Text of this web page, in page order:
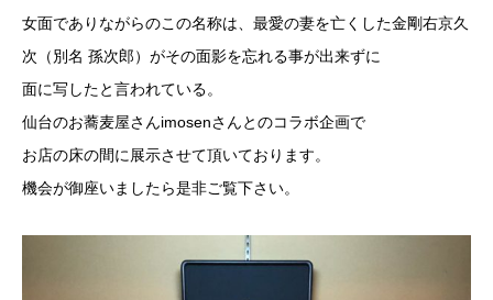
女面でありながらのこの名称は、最愛の妻を亡くした金剛右京久
次（別名 孫次郎）がその面影を忘れる事が出来ずに
面に写したと言われている。
仙台のお蕎麦屋さんimosenさんとのコラボ企画で
お店の床の間に展示させて頂いております。
機会が御座いましたら是非ご覧下さい。